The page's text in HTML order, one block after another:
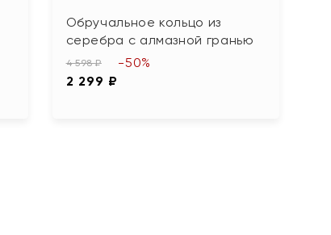
Обручальное кольцо из
серебра с алмазной гранью
4 598 ₽
2 299 ₽
-50%